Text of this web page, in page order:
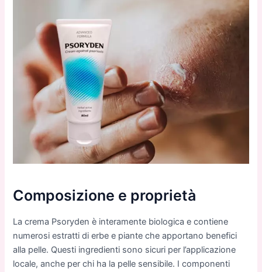
Composizione e proprietà
La crema Psoryden è interamente biologica e contiene
numerosi estratti di erbe e piante che apportano benefici
alla pelle. Questi ingredienti sono sicuri per l’applicazione
locale, anche per chi ha la pelle sensibile. I componenti